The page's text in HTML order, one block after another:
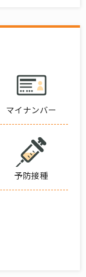
マイナンバー
予防接種